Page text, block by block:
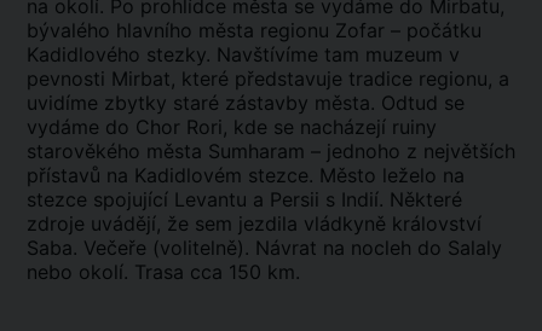
na okolí. Po prohlídce města se vydáme do Mirbatu,
bývalého hlavního města regionu Zofar – počátku
Kadidlového stezky. Navštívíme tam muzeum v
pevnosti Mirbat, které představuje tradice regionu, a
uvidíme zbytky staré zástavby města. Odtud se
vydáme do Chor Rori, kde se nacházejí ruiny
starověkého města Sumharam – jednoho z největších
přístavů na Kadidlovém stezce. Město leželo na
stezce spojující Levantu a Persii s Indií. Některé
zdroje uvádějí, že sem jezdila vládkyně království
Saba. Večeře (volitelně). Návrat na nocleh do Salaly
nebo okolí. Trasa cca 150 km.